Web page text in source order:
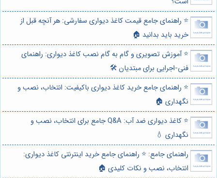
⭐️ راهنمای جامع قیمت کاغذ دیواری سفارشی: هر آنچه قبل از
خرید باید بدانید 🏠
⭐️ آموزش تصویری و گام به گام نصب کاغذ دیواری: راهنمای
فنی-اجرایی برای مبتدیان 🛠️
⭐️ راهنمای جامع خرید کاغذ دیواری باکیفیت: انتخاب، نصب و
نگهداری 🏠
⭐️ کاغذ دیواری ضد آب: Q&A جامع برای انتخاب، نصب و
نگهداری 💧
راهنمای جامع: ⭐️ راهنمای جامع خرید اینترنتی کاغذ دیواری:
انتخاب، نصب و نکات کلیدی 🏠